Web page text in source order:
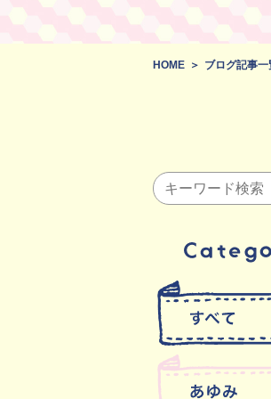
HOME ブログ記事一